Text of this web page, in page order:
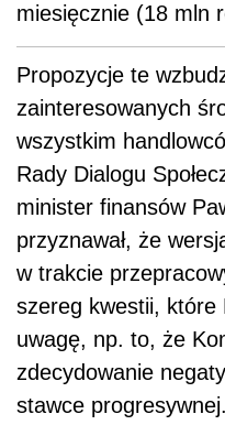
miesięcznie (18 mln
Propozycje te
zainteresowanych
wszystkim
Rady Dialogu
minister finansów
przyznawał, że
w trakcie
szereg kwestii, które
uwagę, np. to, że
zdecydowanie
stawce